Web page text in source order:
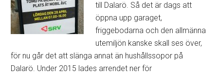
till Dalarö. Så det är dags att
öppna upp garaget,
friggebodarna och den allmänna
utemiljön kanske skall ses över,
för nu går det att slänga annat än hushållssopor på
Dalarö. Under 2015 lades arrendet ner för